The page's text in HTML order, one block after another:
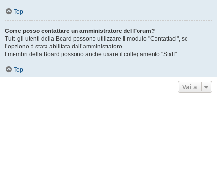
Top
Come posso contattare un amministratore del Forum?
Tutti gli utenti della Board possono utilizzare il modulo "Contattaci", se
l’opzione è stata abilitata dall’amministratore.
I membri della Board possono anche usare il collegamento "Staff".
Top
Vai a